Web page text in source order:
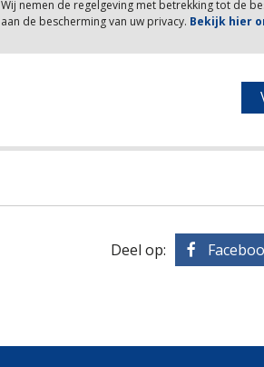
Wij nemen de regelgeving met betrekking tot de
aan de bescherming van uw privacy. Bekijk hier
Deel op: